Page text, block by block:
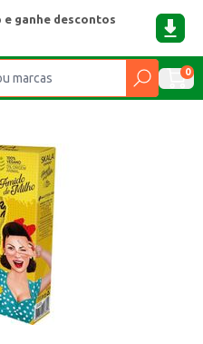
e ganhe descontos
0